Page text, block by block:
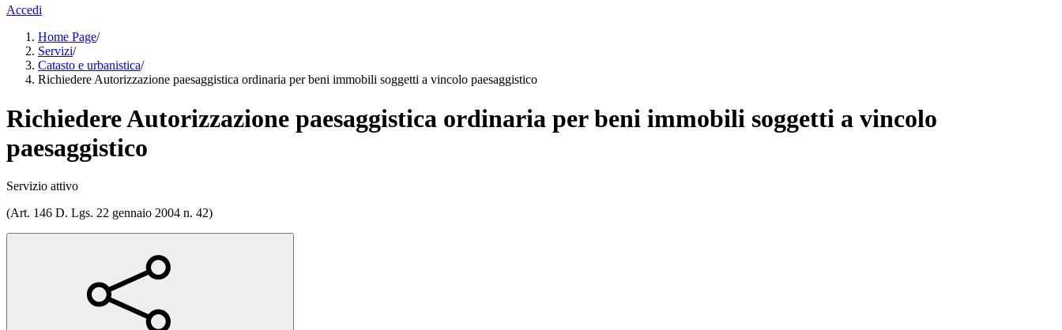
Accedi
Home Page/
Servizi/
Catasto e urbanistica/
Richiedere Autorizzazione paesaggistica ordinaria per beni immobili soggetti a vincolo paesaggistico
Richiedere Autorizzazione paesaggistica ordinaria per beni immobili soggetti a vincolo
paesaggistico
Servizio attivo
(Art. 146 D. Lgs. 22 gennaio 2004 n. 42)